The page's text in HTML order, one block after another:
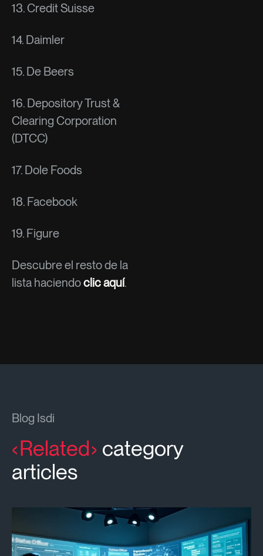
13. Credit Suisse
14. Daimler
15. De Beers
16. Depository Trust &
Clearing Corporation
(DTCC)
17. Dole Foods
18. Facebook
19. Figure
Descubre el resto de la
lista haciendoclic aquí.
Blog Isdi
Related category
articles